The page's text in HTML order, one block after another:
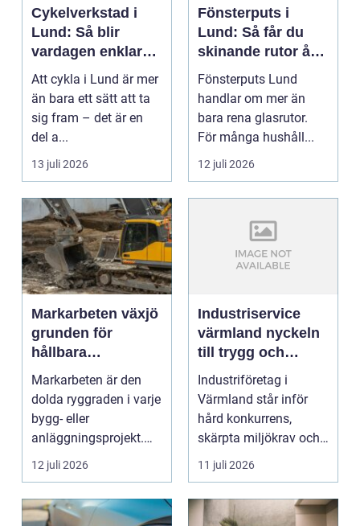
Cykelverkstad i
Lund: Så blir
vardagen enklare
på två hjul
Att cykla i Lund är mer
än bara ett sätt att ta
sig fram – det är en
del a...
13 juli 2026
Fönsterputs i
Lund: Så får du
skinande rutor året
runt
Fönsterputs Lund
handlar om mer än
bara rena glasrutor.
För många hushåll...
12 juli 2026
Markarbeten växjö
grunden för
hållbara
byggprojekt
Markarbeten är den
dolda ryggraden i varje
bygg- eller
anläggningsprojekt.
När en villa, väg eller
12 juli 2026
Industriservice
värmland nyckeln
till trygg och
effektiv produktion
Industriföretag i
Värmland står inför
hård konkurrens,
skärpta miljökrav och
ett ständigt tryck på
h...
11 juli 2026